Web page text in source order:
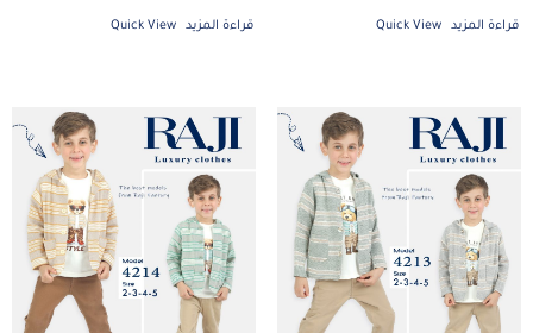
قراءة المزيد Quick View قراءة المزيد Quick View